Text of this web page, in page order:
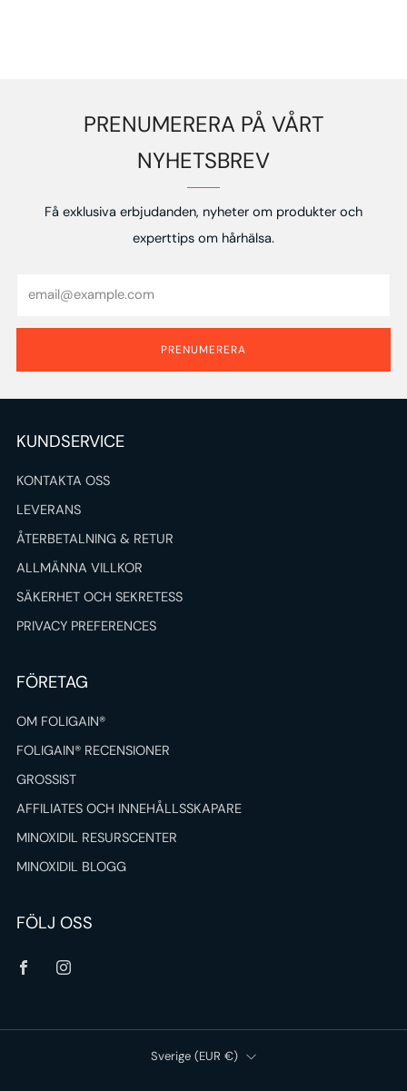
PRENUMERERA PÅ VÅRT
NYHETSBREV
Få exklusiva erbjudanden, nyheter om produkter och
experttips om hårhälsa.
PRENUMERERA
KUNDSERVICE
KONTAKTA OSS
LEVERANS
ÅTERBETALNING & RETUR
ALLMÄNNA VILLKOR
SÄKERHET OCH SEKRETESS
PRIVACY PREFERENCES
FÖRETAG
OM FOLIGAIN®
FOLIGAIN® RECENSIONER
GROSSIST
AFFILIATES OCH INNEHÅLLSSKAPARE
MINOXIDIL RESURSCENTER
MINOXIDIL BLOGG
FÖLJ OSS
Land Sverige (EUR €)